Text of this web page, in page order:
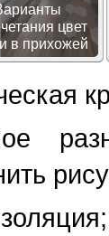
цвет
в прихожей